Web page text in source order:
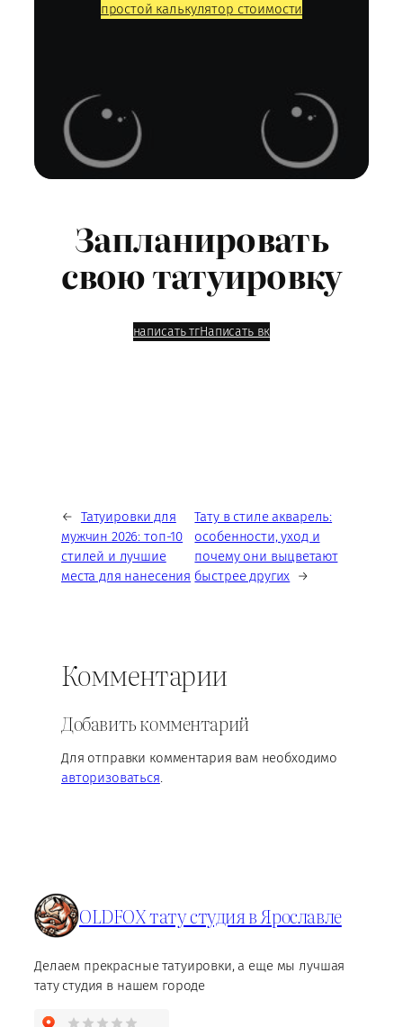
простой калькулятор стоимости
Запланировать
свою татуировку
написать тгНаписать вк
← Татуировки для
мужчин 2026: топ-10
стилей и лучшие
места для нанесения
Тату в стиле акварель:
особенности, уход и
почему они выцветают
быстрее других →
Комментарии
Добавить комментарий
Для отправки комментария вам необходимо
авторизоваться.
OLDFOX тату студия в Ярославле
Делаем прекрасные татуировки, а еще мы лучшая
тату студия в нашем городе